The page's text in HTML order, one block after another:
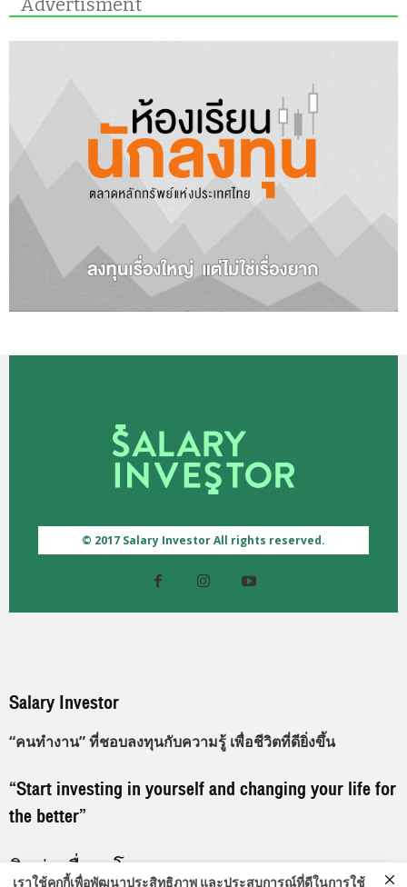
Advertisment
© 2017 Salary Investor All rights reserved.
Salary Investor
“คนทำงาน” ที่ชอบลงทุนกับความรู้ เพื่อชีวิตที่ดียิ่งขึ้น
“Start investing in yourself and changing your life for
the better”
ติดต่อเพื่อลงโฆษณา